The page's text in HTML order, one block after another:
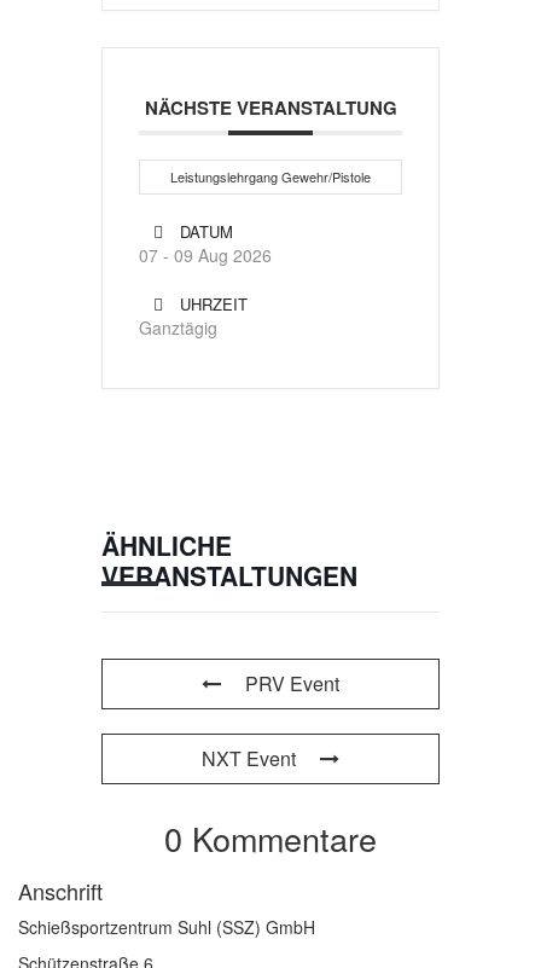
NÄCHSTE VERANSTALTUNG
Leistungslehrgang Gewehr/Pistole
DATUM
07 - 09 Aug 2026
UHRZEIT
Ganztägig
ÄHNLICHE
VERANSTALTUNGEN
PRV Event
NXT Event
0 Kommentare
Anschrift
Schießsportzentrum Suhl (SSZ) GmbH